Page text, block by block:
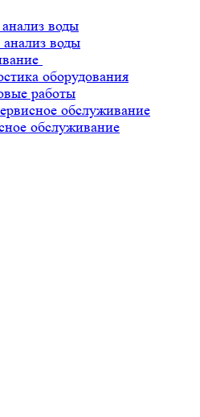
воды
воды
оборудования
работы
обслуживание
обслуживание